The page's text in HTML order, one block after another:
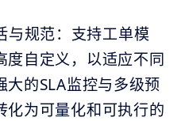
规范：支持工单模
度自定义，以适应不同
的SLA监控与多级预
化为可量化和可执行的